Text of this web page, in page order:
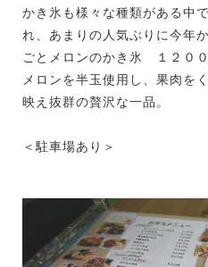
かき氷も様々な種類がある中
れ、あまりの人気ぶりに今年
ごとメロンのかき氷 １２０
メロンを半玉使用し、果肉を
映え抜群の贅沢な一品。
＜駐車場あり＞